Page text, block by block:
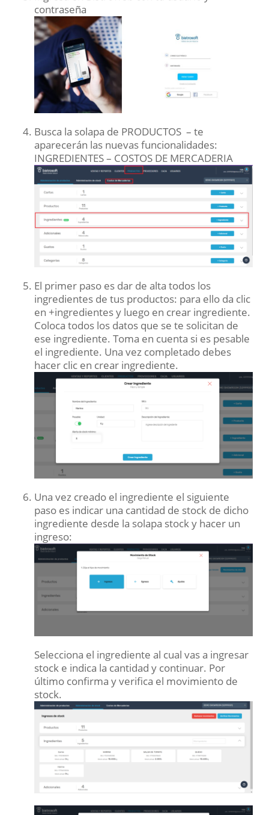
contraseña
Busca la solapa de PRODUCTOS – te
aparecerán las nuevas funcionalidades:
INGREDIENTES – COSTOS DE MERCADERIA
El primer paso es dar de alta todos los
ingredientes de tus productos: para ello da clic
en +ingredientes y luego en crear ingrediente.
Coloca todos los datos que se te solicitan de
ese ingrediente. Toma en cuenta si es pesable
el ingrediente. Una vez completado debes
hacer clic en crear ingrediente.
Una vez creado el ingrediente el siguiente
paso es indicar una cantidad de stock de dicho
ingrediente desde la solapa stock y hacer un
ingreso:
Selecciona el ingrediente al cual vas a ingresar
stock e indica la cantidad y continuar. Por
último confirma y verifica el movimiento de
stock.